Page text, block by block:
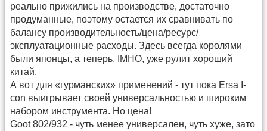
реально прижились на производстве, достаточно
продуманные, поэтому остается их сравнивать по
балансу производительность/цена/ресурс/
эксплуатационные расходы. Здесь всегда королями
были японцы, а теперь,
IMHO, уже рулит хороший
китай.
А вот для «гурманских» применений - тут пока Ersa I-
con выигрывает своей универсальностью и широким
набором инструмента. Но цена!
Goot 802/932 - чуть менее универсален, чуть хуже, зато